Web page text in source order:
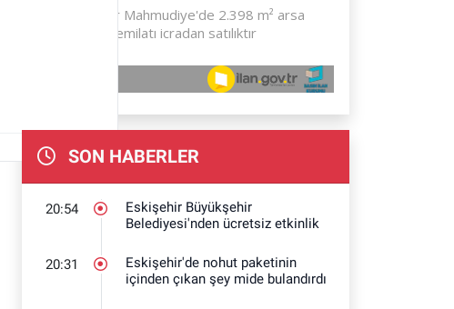
SON HABERLER
20:54
Eskişehir Büyükşehir
Belediyesi'nden ücretsiz etkinlik
20:31
Eskişehir'de nohut paketinin
içinden çıkan şey mide bulandırdı